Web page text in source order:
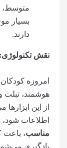
متوسط،
بسیار
دارند.
نقش
امروزه کودکان
هوشمند، تبلت
از این
اطلاعات شود،
مناسب، باعث